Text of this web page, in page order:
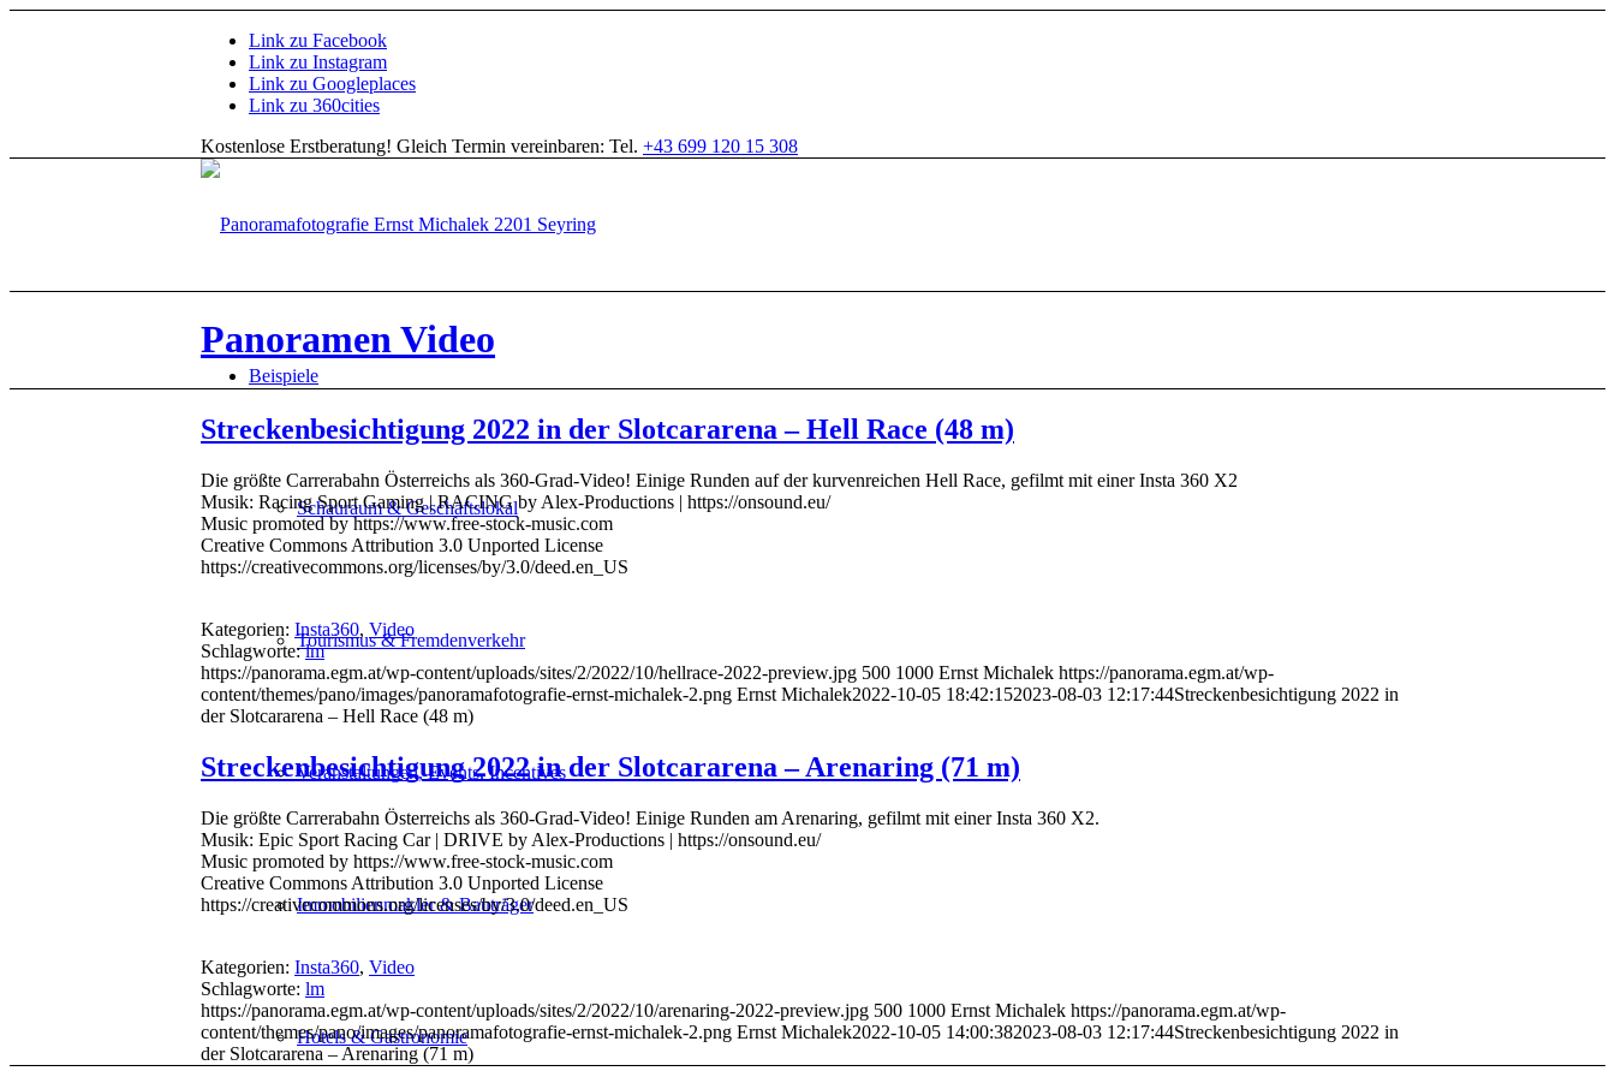
Link zu Facebook
Link zu Instagram
Link zu Googleplaces
Link zu 360cities
Kostenlose Erstberatung! Gleich Termin vereinbaren: Tel. +43 699 120 15 308
Beispiele
Schauraum & Geschäftslokal
Tourismus & Fremdenverkehr
Veranstaltungen, Events, Incentives
Immobilienmakler & Bauträger
Hotels & Gastronomie
Panoramen Video
Streckenbesichtigung 2022 in der Slotcararena – Hell Race (48 m)
Die größte Carrerabahn Österreichs als 360-Grad-Video! Einige Runden auf der kurvenreichen Hell Race, gefilmt mit einer Insta 360 X2
Musik: Racing Sport Gaming | RACING by Alex-Productions | https://onsound.eu/
Music promoted by https://www.free-stock-music.com
Creative Commons Attribution 3.0 Unported License
https://creativecommons.org/licenses/by/3.0/deed.en_US
Kategorien: Insta360, Video
Schlagworte:lm
https://panorama.egm.at/wp-content/uploads/sites/2/2022/10/hellrace-2022-preview.jpg 500 1000 Ernst Michalek https://panorama.egm.at/wp-
content/themes/pano/images/panoramafotografie-ernst-michalek-2.png Ernst Michalek2022-10-05 18:42:152023-08-03 12:17:44Streckenbesichtigung 2022 in
der Slotcararena – Hell Race (48 m)
Streckenbesichtigung 2022 in der Slotcararena – Arenaring (71 m)
Die größte Carrerabahn Österreichs als 360-Grad-Video! Einige Runden am Arenaring, gefilmt mit einer Insta 360 X2.
Musik: Epic Sport Racing Car | DRIVE by Alex-Productions | https://onsound.eu/
Music promoted by https://www.free-stock-music.com
Creative Commons Attribution 3.0 Unported License
https://creativecommons.org/licenses/by/3.0/deed.en_US
Kategorien: Insta360, Video
Schlagworte: lm
https://panorama.egm.at/wp-content/uploads/sites/2/2022/10/arenaring-2022-preview.jpg 500 1000 Ernst Michalek https://panorama.egm.at/wp-
content/themes/pano/images/panoramafotografie-ernst-michalek-2.png Ernst Michalek2022-10-05 14:00:382023-08-03 12:17:44Streckenbesichtigung 2022 in
der Slotcararena – Arenaring (71 m)